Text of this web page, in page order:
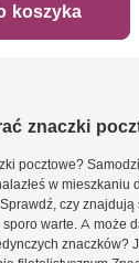
koszyka
znaczki
pocztowe?
w mieszkaniu
czy znajdują
warte. A może
znaczków?